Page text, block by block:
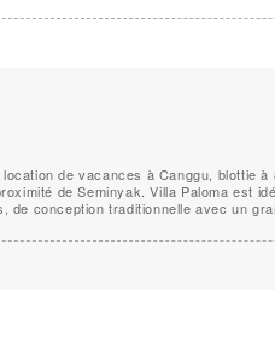
de vacances à Canggu, blottie à
de Seminyak. Villa Paloma est
de conception traditionnelle avec un